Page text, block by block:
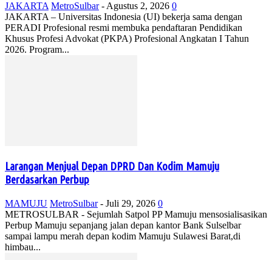
JAKARTA MetroSulbar - Agustus 2, 2026 0
JAKARTA – Universitas Indonesia (UI) bekerja sama dengan
PERADI Profesional resmi membuka pendaftaran Pendidikan
Khusus Profesi Advokat (PKPA) Profesional Angkatan I Tahun
2026. Program...
Larangan Menjual Depan DPRD Dan Kodim Mamuju
Berdasarkan Perbup
MAMUJU MetroSulbar - Juli 29, 2026 0
METROSULBAR - Sejumlah Satpol PP Mamuju mensosialisasikan
Perbup Mamuju sepanjang jalan depan kantor Bank Sulselbar
sampai lampu merah depan kodim Mamuju Sulawesi Barat,di
himbau...